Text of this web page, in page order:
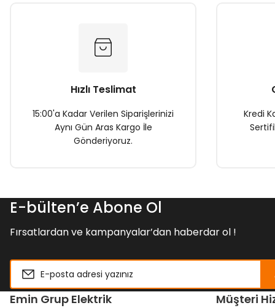
Ürün fiyatı diğer sitelerden daha pahalı.
Hızlı Teslimat
15:00'a Kadar Verilen Siparişlerinizi
Aynı Gün Aras Kargo İle
Gönderiyoruz.
Kredi
E-bülten’e Abone Ol
Fırsatlardan ve kampanyalar’dan haberdar ol !
Emin Grup Elektrik Müşteri